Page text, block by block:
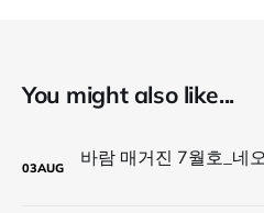
You might also like...
03AUG